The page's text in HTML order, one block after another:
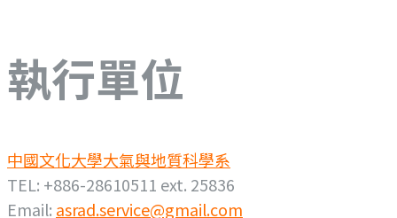
執行單位
中國文化大學大氣與地質科學系
TEL: +886-28610511 ext. 25836
Email: asrad.service@gmail.com